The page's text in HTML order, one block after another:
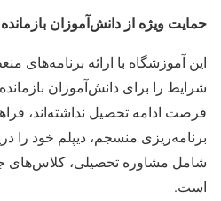
حمایت ویژه از دانش‌آموزان
این آموزشگاه با ارائه برنامه‌های
شرایط را برای دانش‌آموزان
فرصت ادامه تحصیل نداشته‌اند،
برنامه‌ریزی منسجم، دیپلم خود را
شامل مشاوره تحصیلی، کلاس‌های
است.